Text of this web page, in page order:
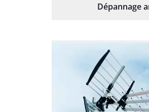
Dépannage